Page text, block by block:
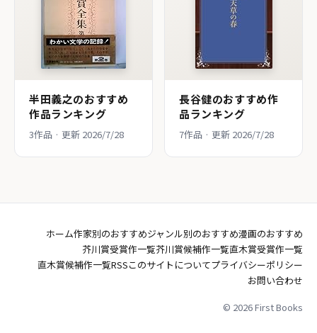
半田義之のおすすめ
作品ランキング
3作品 · 更新 2026/7/28
長谷健のおすすめ作
品ランキング
7作品 · 更新 2026/7/28
ホーム作家別のおすすめジャンル別のおすすめ漫画のおすすめ
芥川賞受賞作一覧芥川賞候補作一覧直木賞受賞作一覧
直木賞候補作一覧RSSこのサイトについてプライバシーポリシー
お問い合わせ
© 2026 First Books